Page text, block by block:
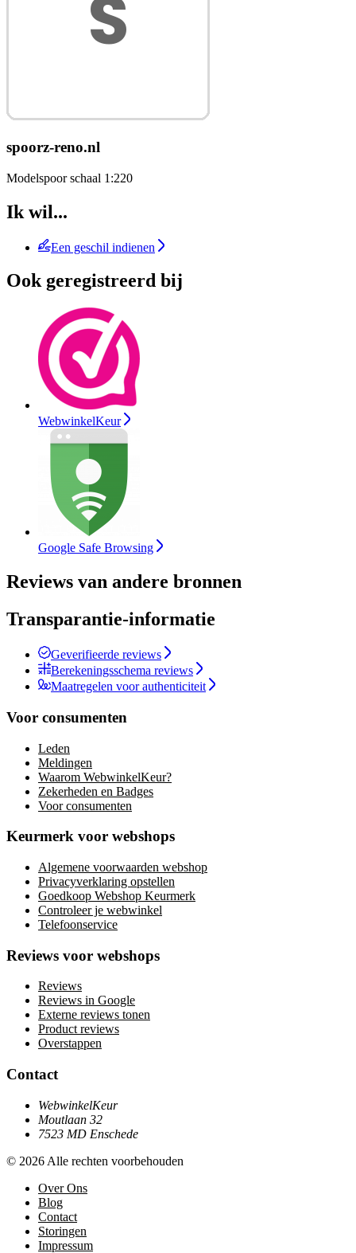
spoorz-reno.nl
Modelspoor schaal 1:220
Ik wil...
Een geschil indienen
Ook geregistreerd bij
WebwinkelKeur
Google Safe Browsing
Reviews van andere bronnen
Transparantie-informatie
Geverifieerde reviews
Berekeningsschema reviews
Maatregelen voor authenticiteit
Voor consumenten
Leden
Meldingen
Waarom WebwinkelKeur?
Zekerheden en Badges
Voor consumenten
Keurmerk voor webshops
Algemene voorwaarden webshop
Privacyverklaring opstellen
Goedkoop Webshop Keurmerk
Controleer je webwinkel
Telefoonservice
Reviews voor webshops
Reviews
Reviews in Google
Externe reviews tonen
Product reviews
Overstappen
Contact
WebwinkelKeur
Moutlaan 32
7523 MD Enschede
© 2026 Alle rechten voorbehouden
Over Ons
Blog
Contact
Storingen
Impressum